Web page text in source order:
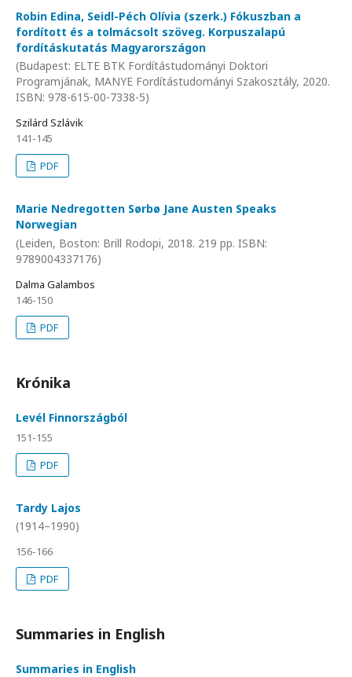
Robin Edina, Seidl-Péch Olívia (szerk.) Fókuszban a
fordított és a tolmácsolt szöveg. Korpuszalapú
fordításkutatás Magyarországon
(Budapest: ELTE BTK Fordítástudományi Doktori
Programjának, MANYE Fordítástudományi Szakosztály, 2020.
ISBN: 978-615-00-7338-5)
Szilárd Szlávik
141-145
PDF
Marie Nedregotten Sørbø Jane Austen Speaks
Norwegian
(Leiden, Boston: Brill Rodopi, 2018. 219 pp. ISBN:
9789004337176)
Dalma Galambos
146-150
PDF
Krónika
Levél Finnországból
151-155
PDF
Tardy Lajos
(1914–1990)
156-166
PDF
Summaries in English
Summaries in English